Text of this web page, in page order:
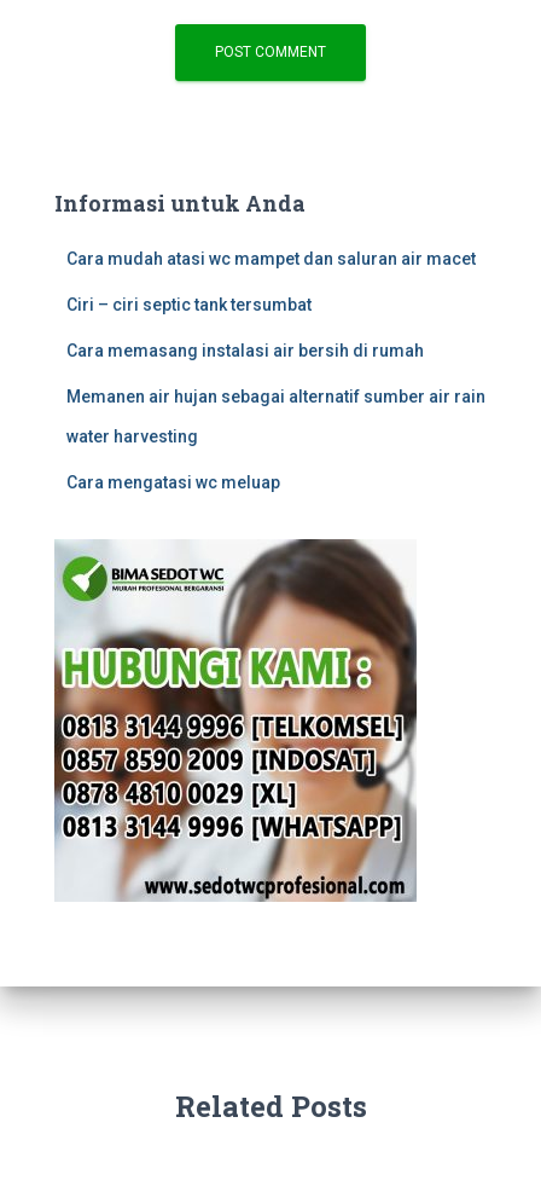
Informasi untuk Anda
Cara mudah atasi wc mampet dan saluran air macet
Ciri – ciri septic tank tersumbat
Cara memasang instalasi air bersih di rumah
Memanen air hujan sebagai alternatif sumber air rain
water harvesting
Cara mengatasi wc meluap
Related Posts